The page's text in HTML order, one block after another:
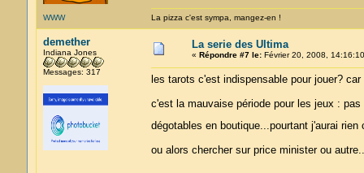
WWW La pizza c'est sympa, mangez-en !
demether
Indiana Jones
Messages: 317
La serie des Ultima
« Répondre #7 le:Février 20, 2008,
les tarots c'est indispensable pour jouer?
c'est la mauvaise période pour les jeux :
dégotables en boutique...pourtant j'aurai
ou alors chercher sur price minister ou